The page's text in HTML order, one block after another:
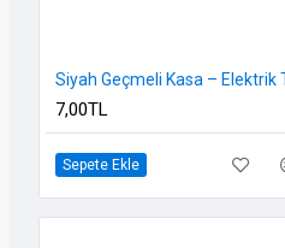
7,00TL
Sepete Ekle